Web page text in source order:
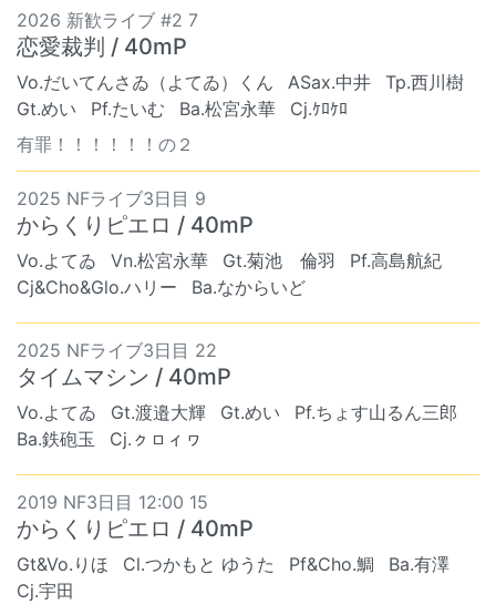
2026 新歓ライブ #2 7
恋愛裁判 / 40mP
Vo.だいてんさゐ（よてゐ）くん ASax.中井
Tp.西川樹
Gt.めい
Pf.たいむ Ba.松宮永華
Cj.ｹﾛｹﾛ
有罪！！！！！！の２
2025 NFライブ3日目 9
からくりピエロ / 40mP
Vo.よてゐ Vn.松宮永華 Gt.菊池 倫羽
Pf.高島航紀
Cj&Cho&Glo.ハリー
Ba.なからいど
2025 NFライブ3日目 22
タイムマシン / 40mP
Vo.よてゐ Gt.渡邉大輝 Gt.めい
Pf.ちょす山るん三郎
Ba.鉄砲玉
Cj.ㇰㇿィヮ
2019 NF3日目 12:00 15
からくりピエロ / 40mP
Gt&Vo.りほ Cl.つかもと ゆうた Pf&Cho.鯛
Ba.有澤
Cj.宇田